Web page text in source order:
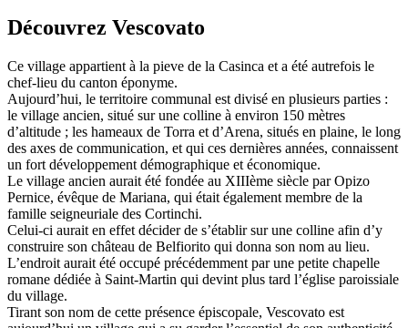
Découvrez Vescovato
Ce village appartient à la pieve de la Casinca et a été autrefois le
chef-lieu du canton éponyme.
Aujourd’hui, le territoire communal est divisé en plusieurs parties :
le village ancien, situé sur une colline à environ 150 mètres
d’altitude ; les hameaux de Torra et d’Arena, situés en plaine, le long
des axes de communication, et qui ces dernières années, connaissent
un fort développement démographique et économique.
Le village ancien aurait été fondée au XIIIème siècle par Opizo
Pernice, évêque de Mariana, qui était également membre de la
famille seigneuriale des Cortinchi.
Celui-ci aurait en effet décider de s’établir sur une colline afin d’y
construire son château de Belfiorito qui donna son nom au lieu.
L’endroit aurait été occupé précédemment par une petite chapelle
romane dédiée à Saint-Martin qui devint plus tard l’église paroissiale
du village.
Tirant son nom de cette présence épiscopale, Vescovato est